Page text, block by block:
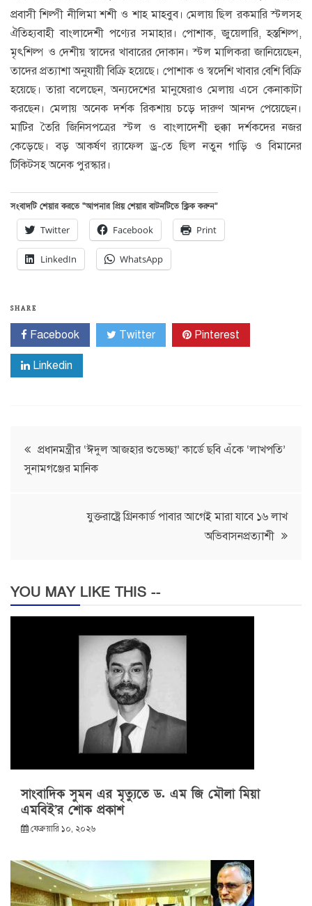
প্রবাসী শিল্পী নীলিমা শশী ও শাহ মাহবুব। মেলায় ছিল রকমারি স্টলসহ
ঐতিহ্যবাহী বাংলাদেশী পণ্যের সমাহার। পোশাক, জুয়েলারি, হস্তশিল্প,
মৃৎশিল্প ও দেশীয় স্বাদের খাবারের দোকান। স্টল মালিকরা জানিয়েছেন,
তাদের প্রত্যাশা অনুযায়ী বিক্রি হয়েছে। পোশাক ও স্বদেশি খাবার বেশি বিক্রি
হয়েছে। তারা বলেছেন, অন্যদেশের মানুষেরাও মেলায় এসে কেনাকাটা
করছেন। মেলায় অনেক দর্শক রিকশায় চড়ে দারুণ আনন্দ পেয়েছেন।
মাটির তৈরি জিনিসপত্রের স্টল ও বাংলাদেশী হুক্কা দর্শকদের নজর
কেড়েছে। বড় আকর্ষণ র‌্যাফেল ড্র-তে ছিল নতুন গাড়ি ও বিমানের
টিকিটসহ অনেক পুরস্কার।
সংবাদটি শেয়ার করতে “আপনার প্রিয় শেয়ার বাটনটিতে ক্লিক করুন”
Twitter Facebook Print
LinkedIn WhatsApp
SHARE
Facebook Twitter Pinterest
Linkedin
Post
navigation
প্রধানমন্ত্রীর ‘ঈদুল আজহার শুভেচ্ছা’ কার্ডে ছবি এঁকে ‘লাখপতি’
সুনামগঞ্জের মানিক
যুক্তরাষ্ট্রে গ্রিনকার্ড পাবার আগেই মারা যাবে ১৬ লাখ
অভিবাসনপ্রত্যাশী
YOU MAY LIKE THIS --
সাংবাদিক সুমন এর মৃত্যুতে ড. এম জি মৌলা মিয়া
এমবিই’র শোক প্রকাশ
ফেব্রুয়ারি ১০, ২০২৬